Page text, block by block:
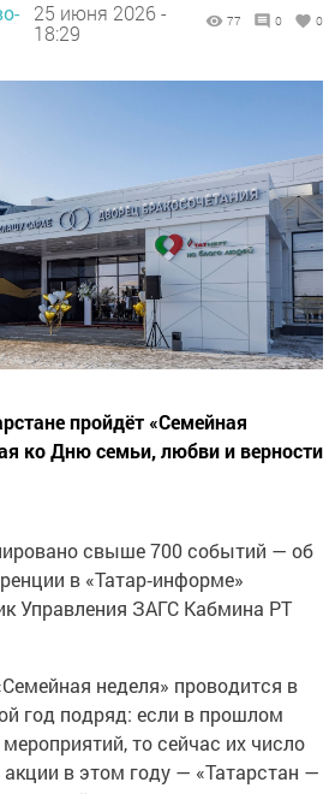
25 июня 2026 -
18:29
77 0 0
пройдёт «Семейная
ко Дню семьи, любви и верности
свыше 700 событий — об
в «Татар‑информе»
Управления ЗАГС Кабмина РТ
неделя» проводится в
год подряд: если в прошлом
то сейчас их число
в этом году — «Татарстан —